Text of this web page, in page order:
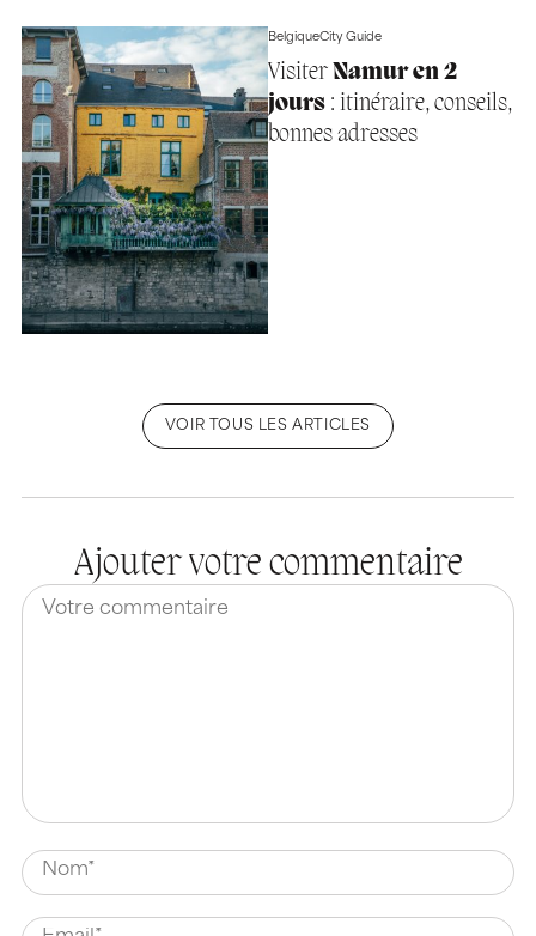
BelgiqueCity Guide
VisiterNamur en 2
jours: itinéraire, conseils,
bonnes adresses
VOIR TOUS LES ARTICLES
Ajouter votre commentaire